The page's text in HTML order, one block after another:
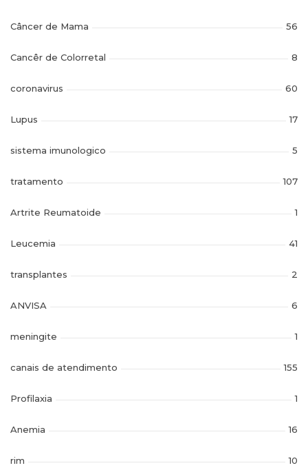
Câncer de Mama 56
Cancêr de Colorretal 8
coronavirus 60
Lupus 17
sistema imunologico 5
tratamento 107
Artrite Reumatoide 1
Leucemia 41
transplantes 2
ANVISA 6
meningite 1
canais de atendimento 155
Profilaxia 1
Anemia 16
rim 10